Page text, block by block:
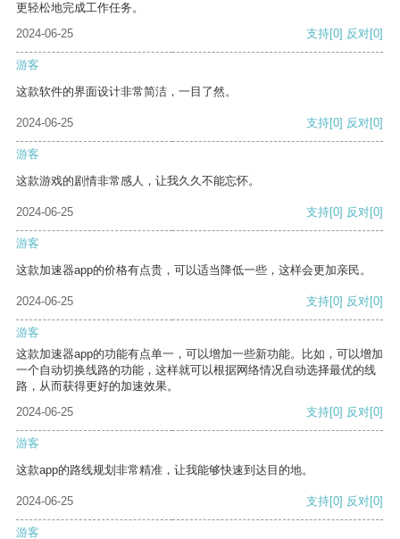
更轻松地完成工作任务。
2024-06-25
支持[0] 反对[0]
游客
这款软件的界面设计非常简洁，一目了然。
2024-06-25 支持[0] 反对[0]
游客
这款游戏的剧情非常感人，让我久久不能忘怀。
2024-06-25 支持[0] 反对[0]
游客
这款加速器app的价格有点贵，可以适当降低一些，这样会更加亲民。
2024-06-25 支持[0] 反对[0]
游客
这款加速器app的功能有点单一，可以增加一些新功能。比如，可以增加
一个自动切换线路的功能，这样就可以根据网络情况自动选择最优的线
路，从而获得更好的加速效果。
2024-06-25
支持[0] 反对[0]
游客
这款app的路线规划非常精准，让我能够快速到达目的地。
2024-06-25 支持[0] 反对[0]
游客